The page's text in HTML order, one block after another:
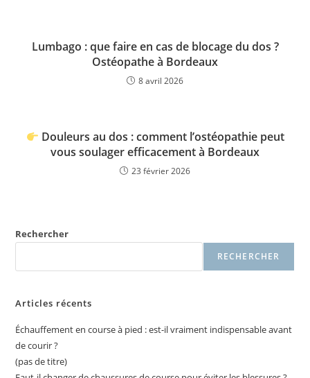
Lumbago : que faire en cas de blocage du dos ?
Ostéopathe à Bordeaux
8 avril 2026
Douleurs au dos : comment l’ostéopathie peut
vous soulager efficacement à Bordeaux
23 février 2026
Rechercher
RECHERCHER
Articles récents
Échauffement en course à pied : est-il vraiment indispensable avant
de courir ?
(pas de titre)